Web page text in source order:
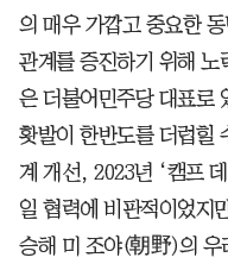
의 매우 가깝고 중요한
관계를 증진하기 위해
은 더불어민주당 대표로
홧발이 한반도를 더럽힐
계 개선, 2023년 ‘캠프
일 협력에 비판적이었지
승해 미 조야(朝野)의 우